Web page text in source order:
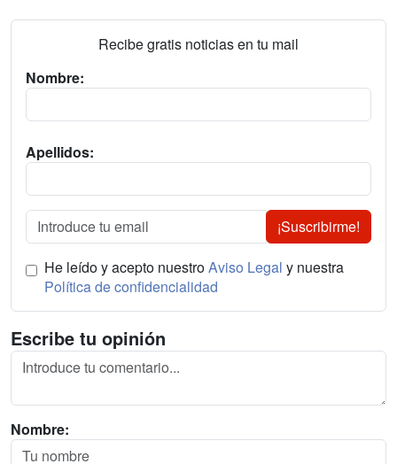
Recibe gratis noticias en tu mail
Nombre:
Apellidos:
¡Suscribirme!
He leído y acepto nuestroAviso Legal y nuestra
Política de confidencialidad
Escribe tu opinión
Nombre: